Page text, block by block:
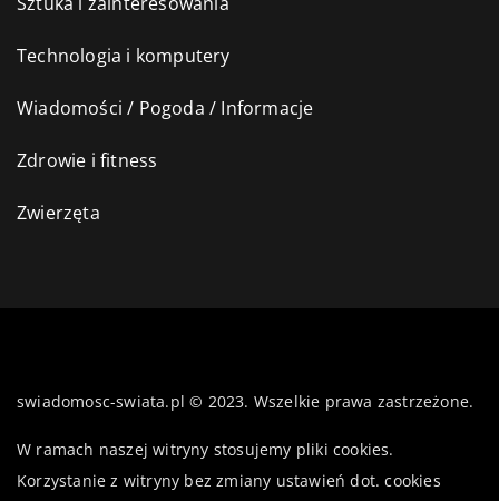
Technologia i komputery
Wiadomości / Pogoda / Informacje
Zdrowie i fitness
Zwierzęta
swiadomosc-swiata.pl © 2023. Wszelkie prawa zastrzeżone.
W ramach naszej witryny stosujemy pliki cookies.
Korzystanie z witryny bez zmiany ustawień dot. cookies